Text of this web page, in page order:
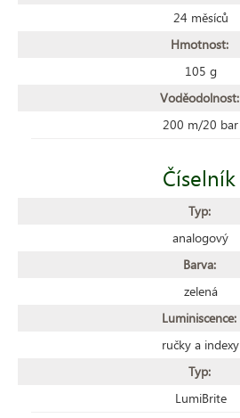
24 měsíců
Hmotnost:
105 g
Voděodolnost:
200 m/20 bar
Číselník
Typ:
analogový
Barva:
zelená
Luminiscence:
ručky a indexy
Typ:
LumiBrite